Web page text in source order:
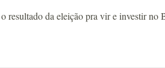
da eleição pra vir e investir no